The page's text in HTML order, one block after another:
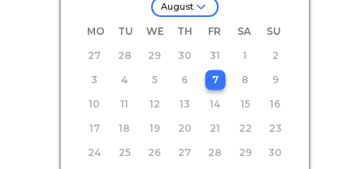
August
MO TU WE TH FR SA
SU
27
28 29 30 31 1
2
3
4 5 6 7 8
9
10
11 12 13 14 15
16
17
18 19 20 21 22
23
24
25 26 27 28 29
30